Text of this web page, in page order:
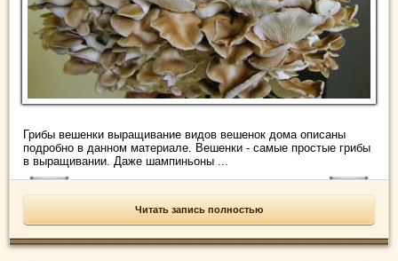
Грибы вешенки выращивание видов вешенок дома описаны
подробно в данном материале. Вешенки - самые простые грибы
в выращивании. Даже шампиньоны ...
Читать запись полностью